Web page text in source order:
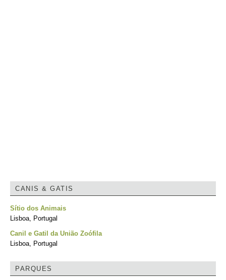
CANIS & GATIS
Sítio dos Animais
Lisboa, Portugal
Canil e Gatil da União Zoófila
Lisboa, Portugal
PARQUES